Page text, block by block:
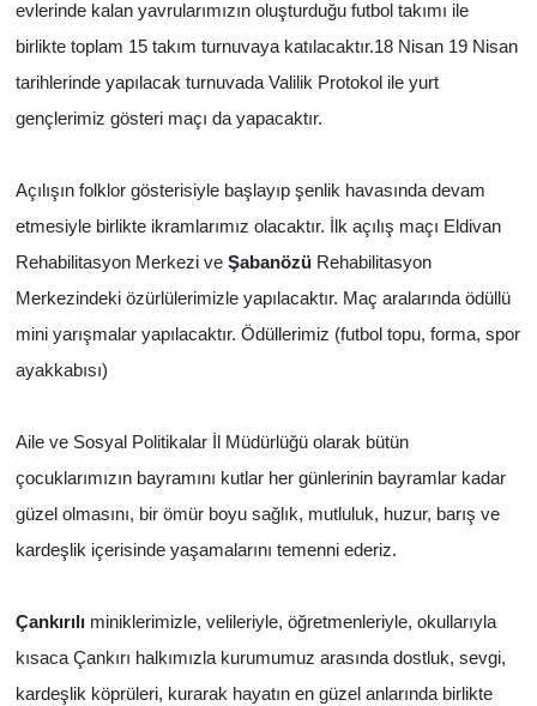
evlerinde kalan yavrularımızın oluşturduğu futbol takımı ile
birlikte toplam 15 takım turnuvaya katılacaktır.18 Nisan 19 Nisan
tarihlerinde yapılacak turnuvada Valilik Protokol ile yurt
gençlerimiz gösteri maçı da yapacaktır.
Açılışın folklor gösterisiyle başlayıp şenlik havasında devam
etmesiyle birlikte ikramlarımız olacaktır. İlk açılış maçı Eldivan
Rehabilitasyon Merkezi ve ŞabanözüRehabilitasyon
Merkezindeki özürlülerimizle yapılacaktır. Maç aralarında ödüllü
mini yarışmalar yapılacaktır. Ödüllerimiz (futbol topu, forma, spor
ayakkabısı)
Aile ve Sosyal Politikalar İl Müdürlüğü olarak bütün
çocuklarımızın bayramını kutlar her günlerinin bayramlar kadar
güzel olmasını, bir ömür boyu sağlık, mutluluk, huzur, barış ve
kardeşlik içerisinde yaşamalarını temenni ederiz.
Çankırılı miniklerimizle, velileriyle, öğretmenleriyle, okullarıyla
kısaca Çankırı halkımızla kurumumuz arasında dostluk, sevgi,
kardeşlik köprüleri, kurarak hayatın en güzel anlarında birlikte